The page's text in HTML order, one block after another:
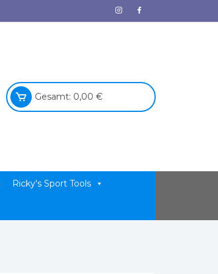
Gesamt: 0,00 €
Ricky's Sport Tools